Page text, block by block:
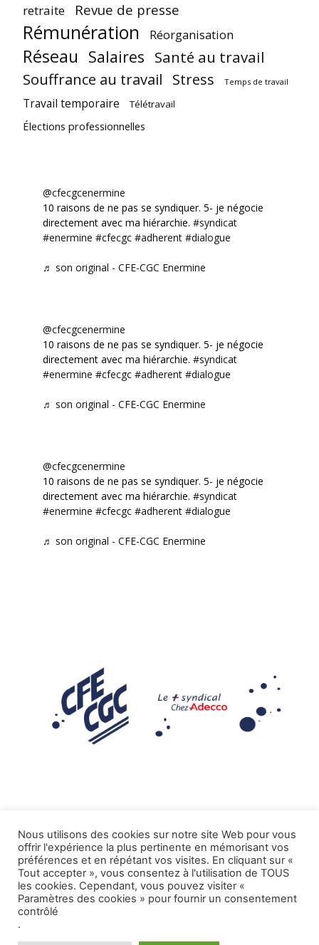
retraite Revue de presse
Rémunération Réorganisation
Réseau Salaires Santé au travail
Souffrance au travail Stress Temps de travail
Travail temporaire Télétravail
Élections professionnelles
@cfecgcenermine
10 raisons de ne pas se syndiquer. 5- je négocie
directement avec ma hiérarchie. #syndicat
#enermine #cfecgc #adherent #dialogue
♬ son original - CFE-CGC Enermine
@cfecgcenermine
10 raisons de ne pas se syndiquer. 5- je négocie
directement avec ma hiérarchie. #syndicat
#enermine #cfecgc #adherent #dialogue
♬ son original - CFE-CGC Enermine
@cfecgcenermine
10 raisons de ne pas se syndiquer. 5- je négocie
directement avec ma hiérarchie. #syndicat
#enermine #cfecgc #adherent #dialogue
♬ son original - CFE-CGC Enermine
Mentions légales
Tous droits réservés CFE-CGC ADECCO.
Nous utilisons des cookies sur notre site Web pour vous
offrir l'expérience la plus pertinente en mémorisant vos
préférences et en répétant vos visites. En cliquant sur «
Tout accepter », vous consentez à l'utilisation de TOUS
les cookies. Cependant, vous pouvez visiter «
Paramètres des cookies » pour fournir un consentement
contrôlé
.